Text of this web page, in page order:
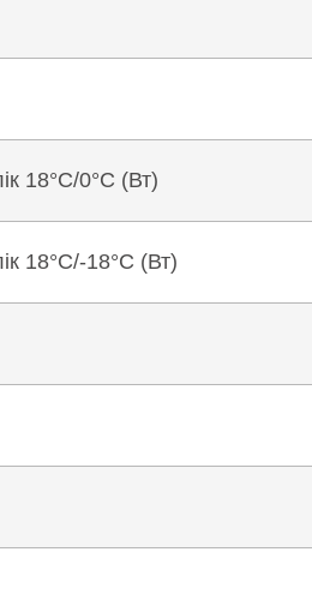
18°C/0°C (Вт)
18°C/-18°C (Вт)